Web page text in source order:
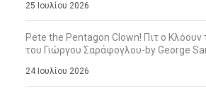
25 Ιουλίου 2026
Pete the Pentagon Clown! Πιτ ο Κλόουν
του Γιώργου Σαράφογλου-by George
24 Ιουλίου 2026